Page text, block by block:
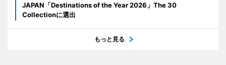
JAPAN「Destinations of the Year 2026」The 30
Collectionに選出
もっと見る